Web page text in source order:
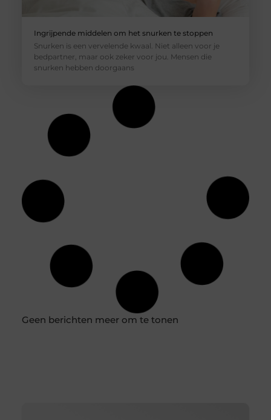
Ingrijpende middelen om het snurken te stoppen
Snurken is een vervelende kwaal. Niet alleen voor je
bedpartner, maar ook zeker voor jou. Mensen die
snurken hebben doorgaans
Geen berichten meer om te tonen